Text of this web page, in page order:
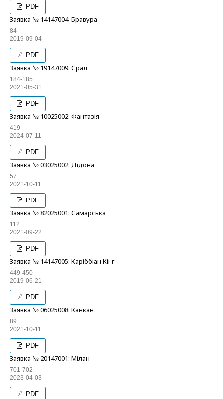
PDF
Заявка № 14147004: Бравура
84
2019-09-04
PDF
Заявка № 19147009: Єрал
184-185
2021-05-31
PDF
Заявка № 10025002: Фантазія
419
2024-07-11
PDF
Заявка № 03025002: Дідона
57
2021-10-11
PDF
Заявка № 82025001: Самарська
112
2021-09-22
PDF
Заявка № 14147005: Каріббіан Кінг
449-450
2019-06-21
PDF
Заявка № 06025008: Канкан
89
2021-10-11
PDF
Заявка № 20147001: Мілан
701-702
2023-04-03
PDF